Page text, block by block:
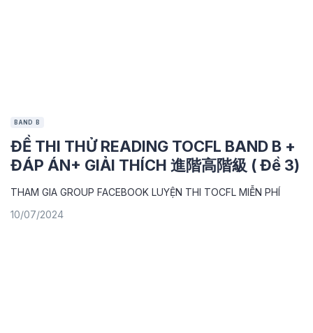
BAND B
ĐỀ THI THỬ READING TOCFL BAND B +
ĐÁP ÁN+ GIẢI THÍCH 進階高階級 ( Đề 3)
THAM GIA GROUP FACEBOOK LUYỆN THI TOCFL MIỄN PHÍ
10/07/2024